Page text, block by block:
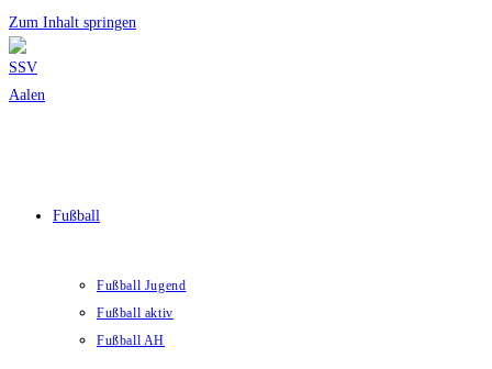
Zum Inhalt springen
Fußball
Fußball Jugend
Fußball aktiv
Fußball AH